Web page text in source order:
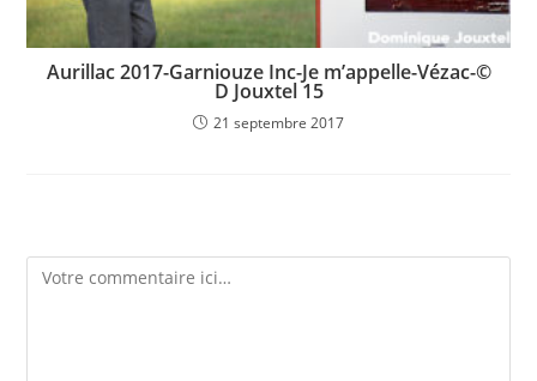
Aurillac 2017-Garniouze Inc-Je m’appelle-Vézac-©
D Jouxtel 15
21 septembre 2017
Comment